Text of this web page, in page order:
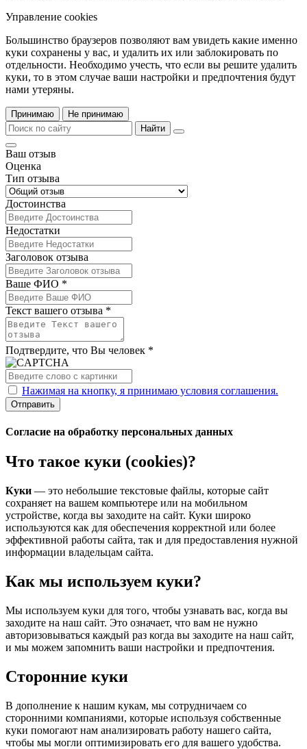
Управление cookies
Большинство браузеров позволяют вам увидеть какие именно
куки сохранены у вас, и удалить их или заблокировать по
отдельности. Необходимо учесть, что если вы решите удалить
куки, то в этом случае ваши настройки и предпочтения будут
нами утеряны.
Принимаю
Не принимаю
Найти
Ваш отзыв
Оценка
Тип отзыва
Достоинства
Недостатки
Заголовок отзыва
Ваше ФИО *
Текст вашего отзыва *
Подтвердите, что Вы человек *
Нажимая на кнопку, я принимаю условия соглашения.
Отправить
Согласие на обработку персональных данных
Что такое куки (cookies)?
Куки — это небольшие текстовые файлы, которые сайт
сохраняет на вашем компьютере или на мобильном
устройстве, когда вы заходите на сайт. Куки широко
используются как для обеспечения корректной или более
эффективной работы сайта, так и для предоставления нужной
информации владельцам сайта.
Как мы используем куки?
Мы используем куки для того, чтобы узнавать вас, когда вы
заходите на наш сайт. Это означает, что вам не нужно
авторизовываться каждый раз когда вы заходите на наш сайт,
и мы можем запомнить ваши настройки и предпочтения.
Сторонние куки
В дополнение к нашим кукам, мы сотрудничаем со
сторонними компаниями, которые используя собственные
куки помогают нам анализировать работу нашего сайта,
чтобы мы могли оптимизировать его для вашего удобства.